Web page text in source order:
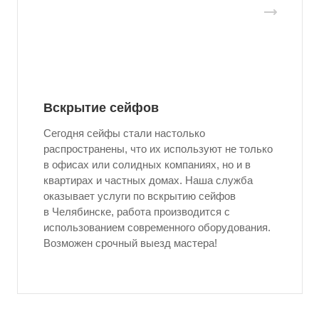
Вскрытие сейфов
Сегодня сейфы стали настолько
распространены, что их используют не только
в офисах или солидных компаниях, но и в
квартирах и частных домах. Наша служба
оказывает услуги по вскрытию сейфов
в Челябинске, работа производится с
использованием современного оборудования.
Возможен срочный выезд мастера!